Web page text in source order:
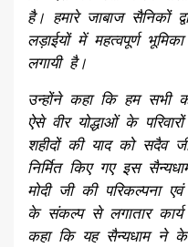
है। हमारे जाबाज सैनिकों
लड़ाईयों में महत्वपूर्ण
लगायी है।
उन्होंने कहा कि हम सभी
ऐसे वीर योद्धाओं के
शहीदों की याद को सदैव
निर्मित किए गए इस
मोदी जी की परिकल्पना
के संकल्प से लगातार कार्य
कहा कि यह सैन्यधाम ने